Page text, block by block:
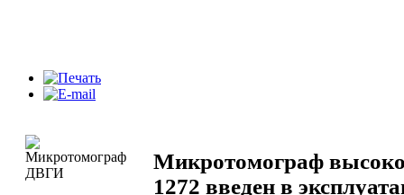
Микротомограф
1272 введен в